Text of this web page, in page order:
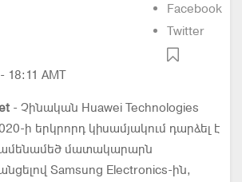
Facebook
Twitter
18:11 AMT
- Չինական Huawei Technologies
ի երկրորդ կիսամյակում դարձել է
մատակարարն
Samsung Electronics-ին,